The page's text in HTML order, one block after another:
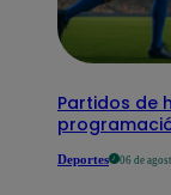
Partidos de
Deportes 06 de